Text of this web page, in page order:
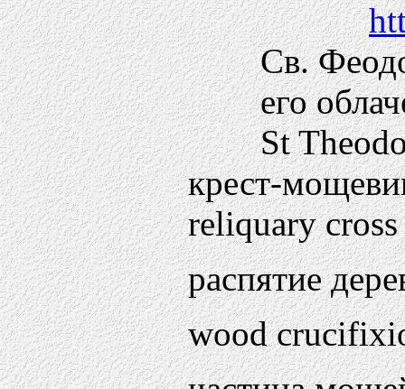
Св.
его
St
крест-
reliquary cross
распятие
wood